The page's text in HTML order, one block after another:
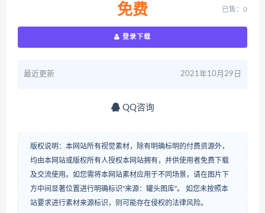
免费 已售：0
登录下载
最近更新 2021年10月29日
QQ咨询
版权说明：本网站所有视觉素材，除有明确标明的付费资源外，
均由本网站或版权所有人授权本网站拥有，并供使用者免费下载
及交流使用。如您需将本网站素材应用于不同场景，请在图片下
方中间显著位置进行明确标识“来源：罐头图库”。 如您未按照本
站要求进行素材来源标识，则可能存在侵权的法律风险。